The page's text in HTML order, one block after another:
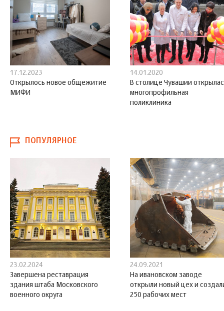
17.12.2023
Открылось новое общежитие
МИФИ
14.01.2020
В столице Чувашии
многопрофильная
поликлиника
ПОПУЛЯРНОЕ
23.02.2024
Завершена реставрация
здания штаба Московского
военного округа
24.09.2021
На ивановском заводе
открыли новый цех и
250 рабочих мест